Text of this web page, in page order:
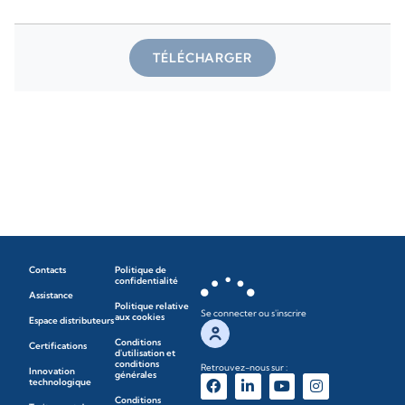
TÉLÉCHARGER
Contacts
Assistance
Espace distributeurs
Certifications
Innovation
technologique
Politique de
confidentialité
Politique relative
aux cookies
Conditions
d'utilisation et
conditions
générales
Conditions
Se connecter ou s'inscrire
Retrouvez-nous sur :